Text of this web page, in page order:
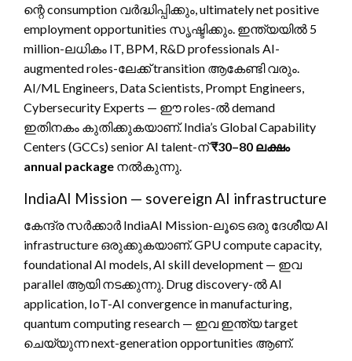
ന്റെ consumption വർദ്ധിപ്പിക്കും, ultimately net positive
employment opportunities സൃഷ്ടിക്കും. ഇന്ത്യയിൽ 5
million-ലധികം IT, BPM, R&D professionals AI-
augmented roles-ലേക്ക് transition ആകേണ്ടി വരും.
AI/ML Engineers, Data Scientists, Prompt Engineers,
Cybersecurity Experts — ഈ roles-ൽ demand
ഇതിനകം കുതിക്കുകയാണ്. India’s Global Capability
Centers (GCCs) senior AI talent-ന്₹30–80 ലക്ഷം
annual package നൽകുന്നു.
IndiaAI Mission — sovereign AI infrastructure
കേന്ദ്ര സർക്കാർ IndiaAI Mission-ലൂടെ ഒരു ദേശീയ AI
infrastructure ഒരുക്കുകയാണ്. GPU compute capacity,
foundational AI models, AI skill development — ഇവ
parallel ആയി നടക്കുന്നു. Drug discovery-ൽ AI
application, IoT-AI convergence in manufacturing,
quantum computing research — ഇവ ഇന്ത്യ target
ചെയ്യുന്ന next-generation opportunities ആണ്.